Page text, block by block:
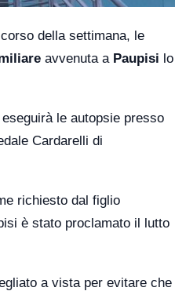
della settimana, le
avvenuta a Paupisi lo
le autopsie presso
Cardarelli di
richiesto dal figlio
è stato proclamato il lutto
a vista per evitare che